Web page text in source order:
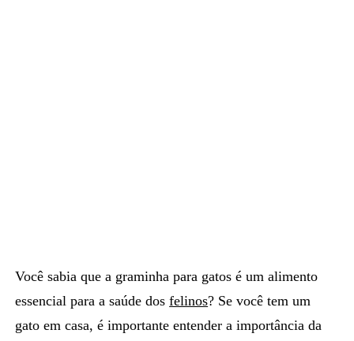
Você sabia que a graminha para gatos é um alimento
essencial para a saúde dosfelinos? Se você tem um
gato em casa, é importante entender a importância da